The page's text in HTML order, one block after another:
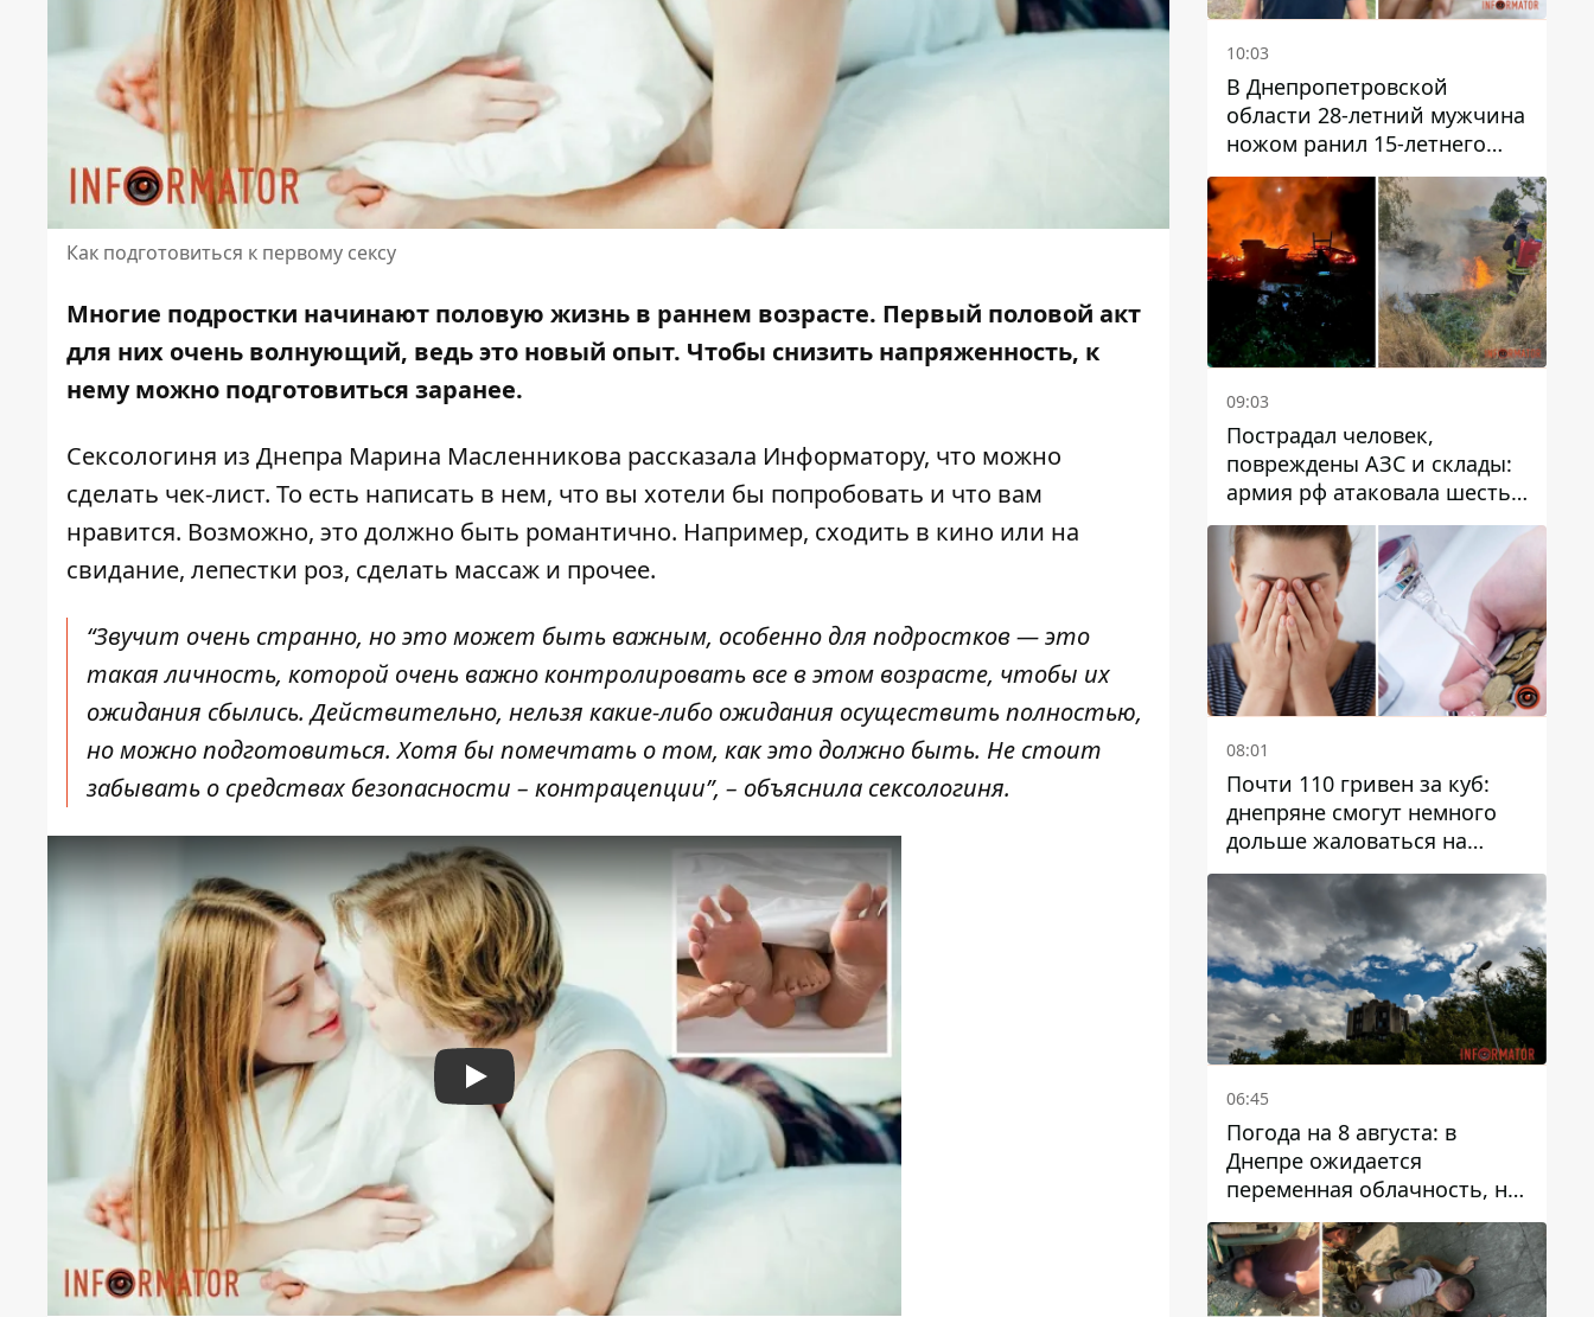
Как подготовиться к первому сексу
Многие подростки начинают половую жизнь в раннем возрасте. Первый половой акт
для них очень волнующий, ведь это новый опыт. Чтобы снизить напряженность, к
нему можно подготовиться заранее.
Сексологиня из Днепра Марина Масленникова рассказала Информатору, что можно
сделать чек-лист. То есть написать в нем, что вы хотели бы попробовать и что вам
нравится. Возможно, это должно быть романтично. Например, сходить в кино или на
свидание, лепестки роз, сделать массаж и прочее.
“Звучит очень странно, но это может быть важным, особенно для подростков — это
такая личность, которой очень важно контролировать все в этом возрасте, чтобы их
ожидания сбылись. Действительно, нельзя какие-либо ожидания осуществить полностью,
но можно подготовиться. Хотя бы помечтать о том, как это должно быть. Не стоит
забывать о средствах безопасности – контрацепции”, – объяснила сексологиня.
Play
10:03
В Днепропетровской
области 28-летний мужчина
ножом ранил 15-летнего
парня
09:03
Пострадал человек,
повреждены АЗС и склады:
армия рф атаковала шесть
районов Днепропетровской
области
08:01
Почти 110 гривен за куб:
днепряне смогут немного
дольше жаловаться на
запланированные тарифы
на воду на 2027 год
06:45
Погода на 8 августа: в
Днепре ожидается
переменная облачность, но
может пойти дождь